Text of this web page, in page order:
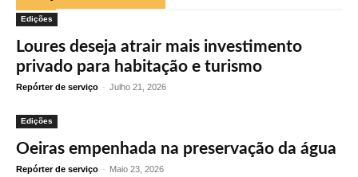
Edições
Loures deseja atrair mais investimento
privado para habitação e turismo
Repórter de serviço - Julho 21, 2026
Edições
Oeiras empenhada na preservação da água
Repórter de serviço - Maio 23, 2026